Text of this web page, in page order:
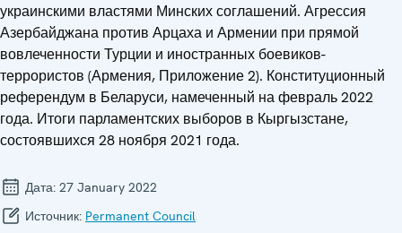
украинскими властями Минских соглашений. Агрессия
Азербайджана против Арцаха и Армении при прямой
вовлеченности Турции и иностранных боевиков-
террористов (Армения, Приложение 2). Конституционный
референдум в Беларуси, намеченный на февраль 2022
года. Итоги парламентских выборов в Кыргызстане,
состоявшихся 28 ноября 2021 года.
Дата: 27 January 2022
Источник: Permanent Council